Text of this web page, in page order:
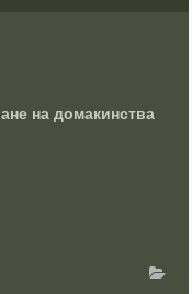
на домакинства